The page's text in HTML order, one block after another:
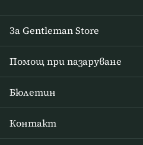
За Gentleman Store
Помощ при пазаруване
Доставка и плащане
Правила и условия
Бюлетин
и новини за нови продукти и
Контакт